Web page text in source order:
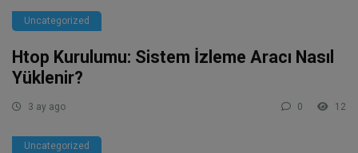
Uncategorized
Htop Kurulumu: Sistem İzleme Aracı Nasıl
Yüklenir?
3 ay ago 0 12
Uncategorized